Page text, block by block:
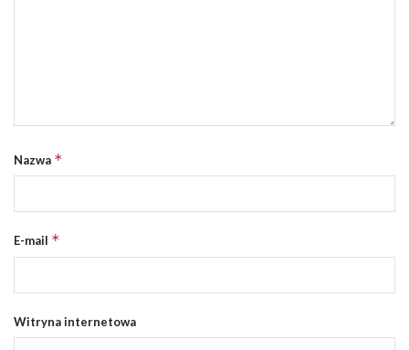
Nazwa *
E-mail *
Witryna internetowa